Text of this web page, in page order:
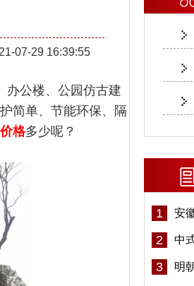
07-29 16:39:55
办公楼、公园仿古建
简单、节能环保、隔
格多少呢？
1
2
3